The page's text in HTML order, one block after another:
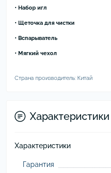
• Набор игл
• Щеточка для чистки
• Вспарыватель
• Мягкий чехол
Страна производитель: Китай
Характеристики
Характеристики
Гарантия